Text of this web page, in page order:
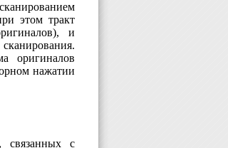
этом тракт
и
оригиналов
нажатии
связанных с